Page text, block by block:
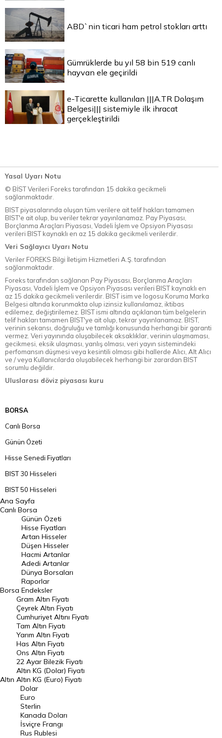
ABD`nin ticari ham petrol stokları arttı
Gümrüklerde bu yıl 58 bin 519 canlı
hayvan ele geçirildi
e-Ticarette kullanılan |||A.TR Dolaşım
Belgesi||| sistemiyle ilk ihracat
gerçekleştirildi
Yasal Uyarı Notu
© BİST Verileri Foreks tarafından 15 dakika gecikmeli
sağlanmaktadır.
BIST piyasalarında oluşan tüm verilere ait telif hakları tamamen
BIST'e ait olup, bu veriler tekrar yayınlanamaz. Pay Piyasası,
Borçlanma Araçları Piyasası, Vadeli İşlem ve Opsiyon Piyasası
verileri BIST kaynaklı en az 15 dakika gecikmeli verilerdir.
Veri Sağlayıcı Uyarı Notu
Veriler FOREKS Bilgi İletişim Hizmetleri A.Ş. tarafından
sağlanmaktadır.
Foreks tarafından sağlanan Pay Piyasası, Borçlanma Araçları
Piyasası, Vadeli İşlem ve Opsiyon Piyasası verileri BIST kaynaklı en
az 15 dakika gecikmeli verilerdir. BIST isim ve logosu Koruma Marka
Belgesi altında korunmakta olup izinsiz kullanılamaz, iktibas
edilemez, değiştirilemez. BIST ismi altında açıklanan tüm belgelerin
telif hakları tamamen BIST'ye ait olup, tekrar yayınlanamaz. BIST,
verinin sekansı, doğruluğu ve tamlığı konusunda herhangi bir garanti
vermez. Veri yayınında oluşabilecek aksaklıklar, verinin ulaşmaması,
gecikmesi, eksik ulaşması, yanlış olması, veri yayın sistemindeki
perfomansın düşmesi veya kesintili olması gibi hallerde Alıcı, Alt Alıcı
ve / veya Kullanıcılarda oluşabilecek herhangi bir zarardan BIST
sorumlu değildir.
Uluslarası döviz piyasası kuru
BORSA
Canlı Borsa
Günün Özeti
Hisse Senedi Fiyatları
BIST 30 Hisseleri
BIST 50 Hisseleri
BIST 100 Hisseleri
En Çok Artan Hisseler
En Çok Düşen Hisseler
Hacmi Artanlar
Geçmiş Kapanışlar
Dünya Borsaları
Raporlar
Endeksler
DÖVİZ
Döviz Kuru
Dolar Kuru
Euro Kuru
Pound Kuru
Frank Kuru
Riyal Kuru
Ana Sayfa
Canlı Borsa
Borsa
Günün Özeti
Hisse Fiyatları
Artan Hisseler
Düşen Hisseler
Hacmi Artanlar
Adedi Artanlar
Dünya Borsaları
Raporlar
Endeksler
Altın
Gram Altın Fiyatı
Çeyrek Altın Fiyatı
Cumhuriyet Altını Fiyatı
Tam Altın Fiyatı
Yarım Altın Fiyatı
Has Altın Fiyatı
Ons Altın Fiyatı
22 Ayar Bilezik Fiyatı
Altın KG (Dolar) Fiyatı
Altın KG (Euro) Fiyatı
Dolar
Euro
Sterlin
Kanada Doları
İsviçre Frangı
Rus Rublesi